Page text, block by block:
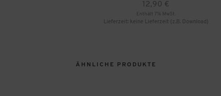
12,90 €
Enthält 7% MwSt.
Lieferzeit: keine Lieferzeit (z.B. Download)
ÄHNLICHE PRODUKTE